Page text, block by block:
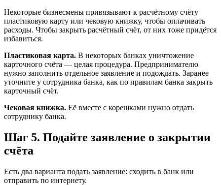
Некоторые бизнесмены привязывают к расчётному счёту
пластиковую карту или чековую книжку, чтобы оплачивать
расходы. Чтобы закрыть расчётный счёт, от них тоже придётся
избавиться.
Пластиковая карта. В некоторых банках уничтожение
карточного счёта — целая процедура. Предпринимателю
нужно заполнить отдельное заявление и подождать. Заранее
уточните у сотрудника банка, как по правилам банка закрыть
карточный счёт.
Чековая книжка. Её вместе с корешками нужно отдать
сотруднику банка.
Шаг 5. Подайте заявление о закрытии
счёта
Есть два варианта подать заявление: сходить в банк или
отправить по интернету.